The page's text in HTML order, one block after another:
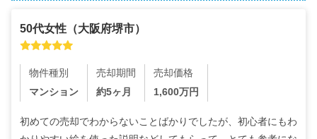
50代女性 （大阪府堺市）
物件種別
マンション
売却期間
約5ヶ月
売却価格
1,600万円
初めての売却でわからないことばかりでしたが、初心者にもわ